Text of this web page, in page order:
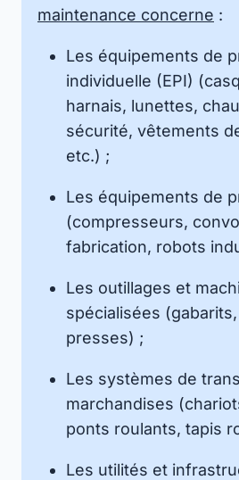
maintenance concerne :
Les équipements de
individuelle (EPI)
harnais, lunettes,
sécurité, vêtements
etc.) ;
Les équipements de
(compresseurs,
fabrication, robots
Les outillages et
spécialisées
presses) ;
Les systèmes de
marchandises
ponts roulants, tapis
Les utilités et